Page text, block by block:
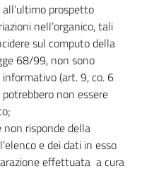
prospetto
nell’organico, tali
sul computo della
68/99, non sono
(art. 9, co. 6
non essere
risponde della
e dei dati in esso
effettuata a cura